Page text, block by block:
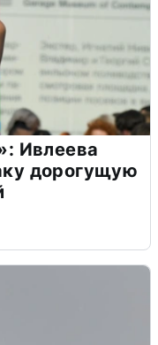
Ивлеева
дорогущую